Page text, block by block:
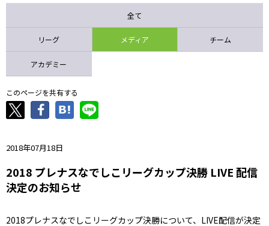
全て
リーグ メディア チーム
アカデミー
このページを共有する
2018年07月18日
2018 プレナスなでしこリーグカップ決勝 LIVE 配信
決定のお知らせ
2018プレナスなでしこリーグカップ決勝について、LIVE配信が決定